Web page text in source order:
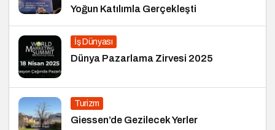
Yoğun Katılımla Gerçekleşti
İş Dünyası
Dünya Pazarlama Zirvesi 2025
Turizm
Giessen’de Gezilecek Yerler